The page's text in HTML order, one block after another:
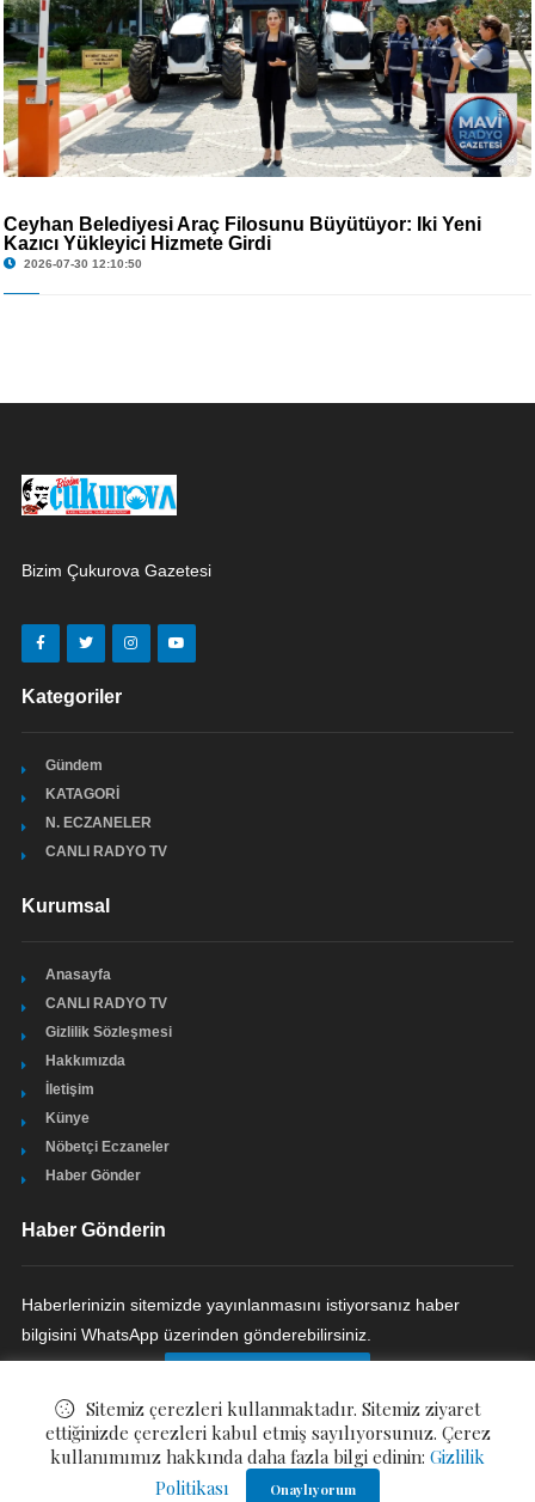
Ceyhan Belediyesi Araç Filosunu Büyütüyor: İki Yeni
Kazıcı Yükleyici Hizmete Girdi
2026-07-30 12:10:50
Bizim Çukurova Gazetesi
Kategoriler
Gündem
KATAGORİ
N. ECZANELER
CANLI RADYO TV
Kurumsal
Anasayfa
CANLI RADYO TV
Gizlilik Sözleşmesi
Hakkımızda
İletişim
Künye
Nöbetçi Eczaneler
Haber Gönder
Haber Gönderin
Haberlerinizin sitemizde yayınlanmasını istiyorsanız haber
bilgisini WhatsApp üzerinden gönderebilirsiniz.
Bizim Çukurova Gazetesi. All Rights Reserved.
Sitemiz çerezleri kullanmaktadır. Sitemiz ziyaret
ettiğinizde çerezleri kabul etmiş sayılıyorsunuz. Çerez
kullanımımız hakkında daha fazla bilgi edinin: Gizlilik
Politikası
Onaylıyorum